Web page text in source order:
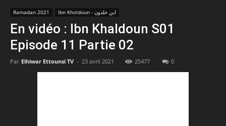
Ramadan 2021 Ibn Kholdoun - ابن خلدون
En vidéo : Ibn Khaldoun S01
Episode 11 Partie 02
Par Elhiwar Ettounsi TV - 23 avril 2021 25477 0